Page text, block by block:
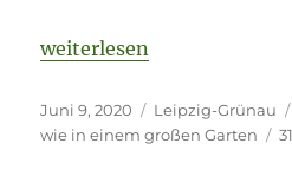
„Ein Schlüsselerlebnis an
weiterlesen
Veröffentlicht
am
Juni 9, 2020 Kategorien
Leipzig-Grünau
wie in einem großen Garten